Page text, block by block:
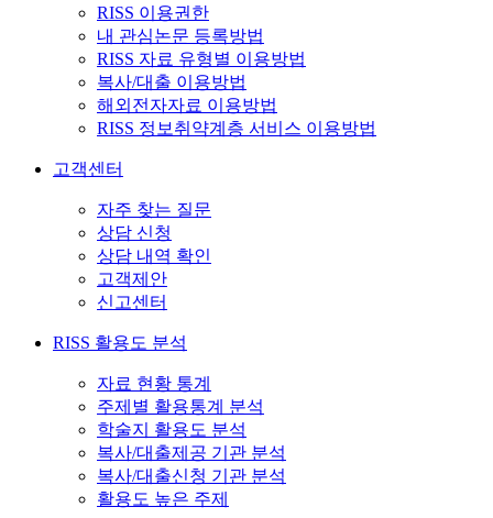
RISS 이용권한
내 관심논문 등록방법
RISS 자료 유형별 이용방법
복사/대출 이용방법
해외전자자료 이용방법
RISS 정보취약계층 서비스 이용방법
고객센터
자주 찾는 질문
상담 신청
상담 내역 확인
고객제안
신고센터
RISS 활용도 분석
자료 현황 통계
주제별 활용통계 분석
학술지 활용도 분석
복사/대출제공 기관 분석
복사/대출신청 기관 분석
활용도 높은 주제